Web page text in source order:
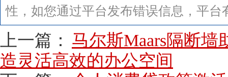
性，如您通过平台发布错误信息，平台
上一篇： 马尔斯Maars隔断
造灵活高效的办公空间